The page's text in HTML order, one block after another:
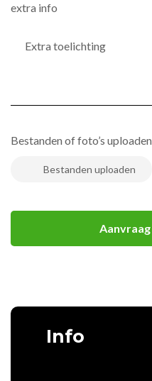
(Vereist)
extra info
Bestanden of foto’s uploaden
Info